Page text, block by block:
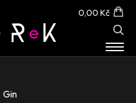
0,00 Kč
Gin